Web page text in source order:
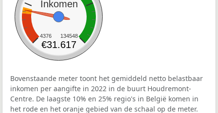
Inkomen
4376 134548
€31.617
Bovenstaande meter toont het gemiddeld netto belastbaar
inkomen per aangifte in 2022 in de buurt Houdremont-
Centre. De laagste 10% en 25% regio's in België komen in
het rode en het oranje gebied van de schaal op de meter.